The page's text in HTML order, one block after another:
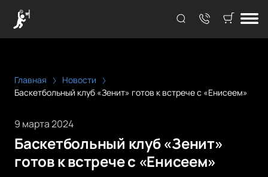
Главная
Новости
Баскетбольный клуб «Зенит» готов к встрече с «Енисеем»
9 марта 2024
Баскетбольный клуб «Зенит»
готов к встрече с «Енисеем»